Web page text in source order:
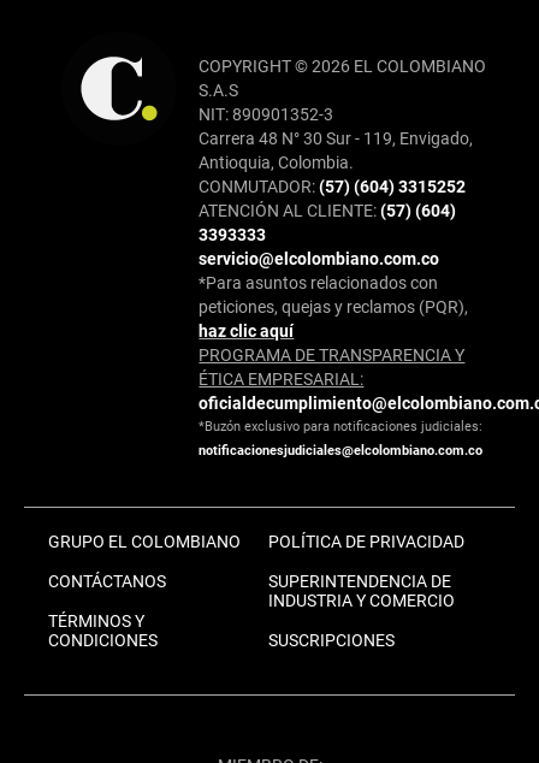
COPYRIGHT © 2026 EL COLOMBIANO
S.A.S
NIT: 890901352-3
Carrera 48 N° 30 Sur - 119, Envigado,
Antioquia, Colombia.
CONMUTADOR:(57) (604) 3315252
ATENCIÓN AL CLIENTE:(57) (604)
3393333
servicio@elcolombiano.com.co
*Para asuntos relacionados con
peticiones, quejas y reclamos (PQR),
haz clic aquí
PROGRAMA DE TRANSPARENCIA Y
ÉTICA EMPRESARIAL:
*Buzón exclusivo para notificaciones judiciales:
notificacionesjudiciales@elcolombiano.com.co
GRUPO EL COLOMBIANO
CONTÁCTANOS
TÉRMINOS Y
CONDICIONES
POLÍTICA DE PRIVACIDAD
SUPERINTENDENCIA DE
INDUSTRIA Y COMERCIO
SUSCRIPCIONES